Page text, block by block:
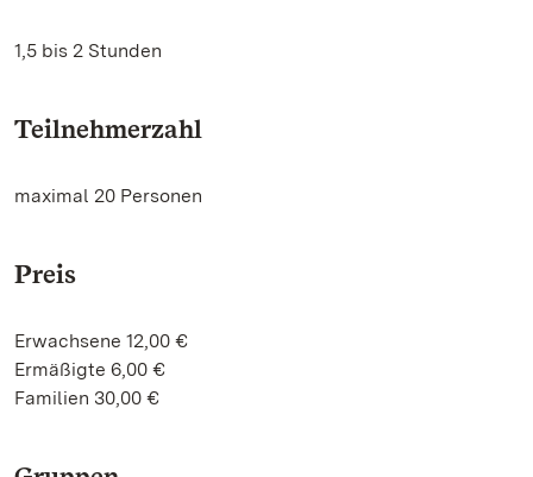
1,5 bis 2 Stunden
Teilnehmerzahl
maximal 20 Personen
Preis
Erwachsene 12,00 €
Ermäßigte 6,00 €
Familien 30,00 €